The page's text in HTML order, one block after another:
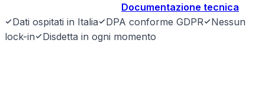
Documentazione tecnica
Dati ospitati in Italia
DPA conforme GDPR
Nessun
lock-in
Disdetta in ogni momento